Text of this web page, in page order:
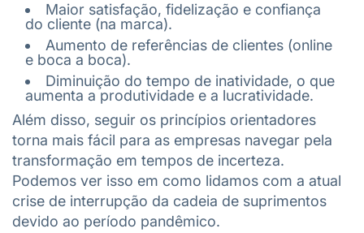
Maior satisfação, fidelização e confiança
do cliente (na marca).
Aumento de referências de clientes (online
e boca a boca).
Diminuição do tempo de inatividade, o que
aumenta a produtividade e a lucratividade.
Além disso, seguir os princípios orientadores
torna mais fácil para as empresas navegar pela
transformação em tempos de incerteza.
Podemos ver isso em como lidamos com a atual
crise de interrupção da cadeia de suprimentos
devido ao período pandêmico.